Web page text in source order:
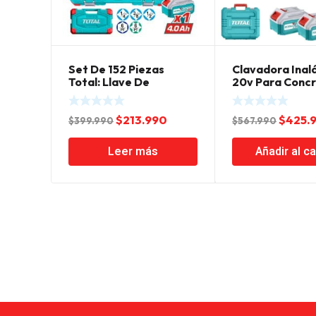
Set De 152 Piezas
Total: Llave De
Impacto Inalámbrica
20v 1/2″ 500Nm +
Dados + Llaves +
$399.990El
precio
original
era:
$213.990
precio
es:
Leer más
Clavadora
20v Para
Carbones – 2
Cargador Y
27mm
$567.990El
precio
era:
$
Añadir al